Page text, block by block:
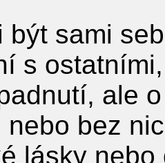
být sami
s
ale
nebo bez
lásky